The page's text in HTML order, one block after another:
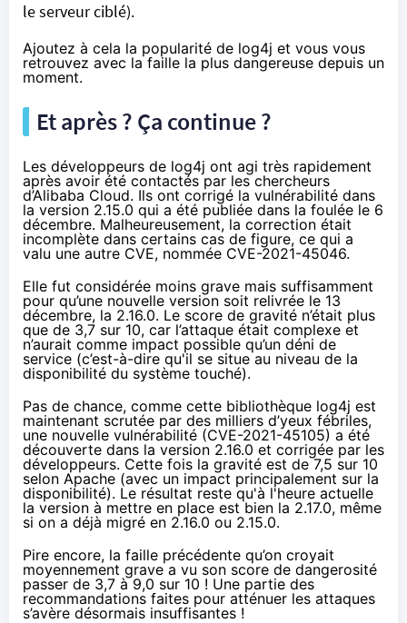
le serveur ciblé).
Ajoutez à cela la popularité de log4j et vous vous
retrouvez avec la faille la plus dangereuse depuis un
moment.
Et après ? Ça continue ?
Les développeurs de log4j ont agi très rapidement
après avoir été contactés par les chercheurs
d’Alibaba Cloud. Ils ont corrigé la vulnérabilité dans
la version 2.15.0 qui a été publiée dans la foulée le 6
décembre. Malheureusement, la correction était
incomplète dans certains cas de figure, ce qui a
valu une autre CVE, nommée CVE-2021-45046.
Elle fut considérée moins grave mais suffisamment
pour qu’une nouvelle version soit relivrée le 13
décembre, la 2.16.0. Le score de gravité n’était plus
que de 3,7 sur 10, car l’attaque était complexe et
n’aurait comme impact possible qu’un déni de
service (c’est-à-dire qu'il se situe au niveau de la
disponibilité du système touché).
Pas de chance, comme cette bibliothèque log4j est
maintenant scrutée par des milliers d’yeux fébriles,
une nouvelle vulnérabilité (CVE-2021-45105) a été
découverte dans la version 2.16.0 et corrigée par les
développeurs. Cette fois la gravité est de 7,5 sur 10
selon Apache (avec un impact principalement sur la
disponibilité). Le résultat reste qu'à l'heure actuelle
la version à mettre en place est bien la 2.17.0, même
si on a déjà migré en 2.16.0 ou 2.15.0.
Pire encore, la faille précédente qu’on croyait
moyennement grave a vu son score de dangerosité
passer de 3,7 à 9,0 sur 10 ! Une partie des
recommandations faites pour atténuer les attaques
s’avère désormais insuffisantes !